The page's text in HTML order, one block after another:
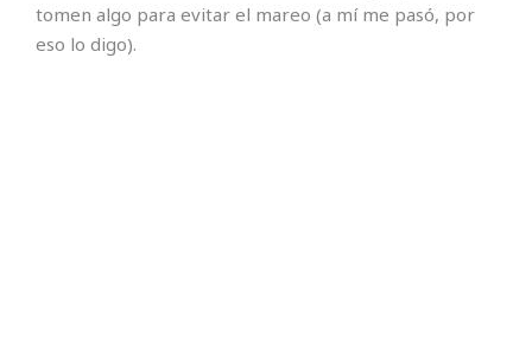
tomen algo para evitar el mareo (a mí me pasó, por
eso lo digo).